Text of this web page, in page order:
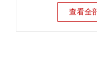
查看全